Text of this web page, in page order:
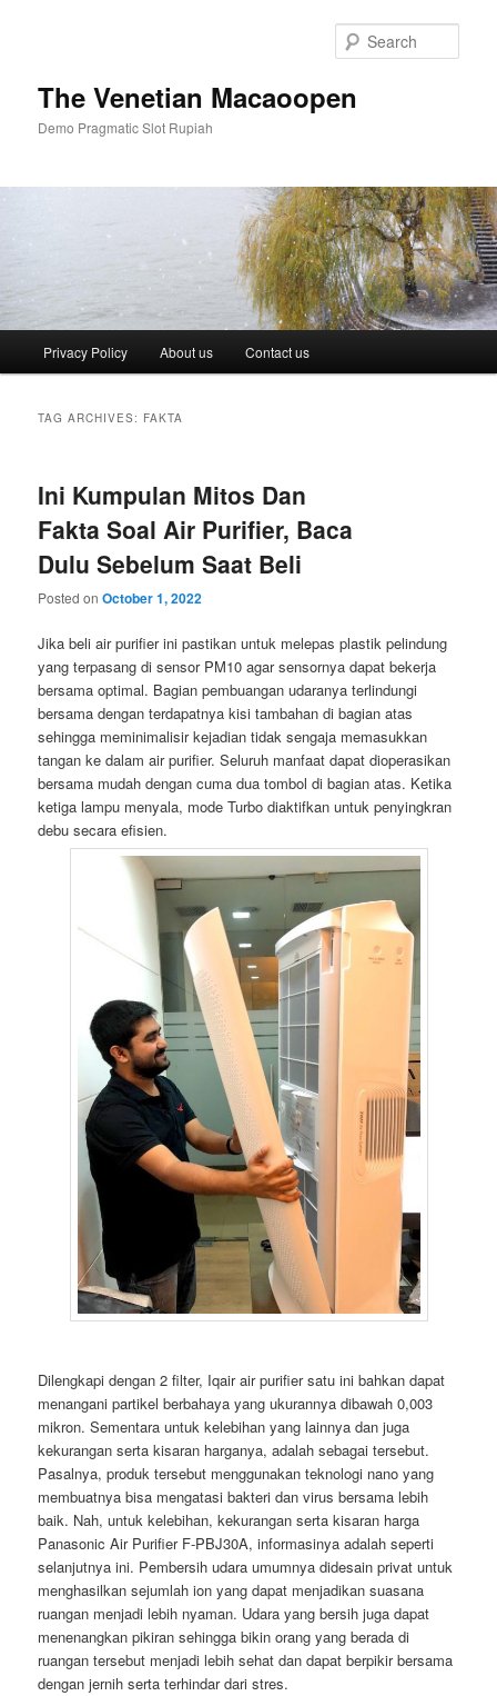
The Venetian Macaoopen
Demo Pragmatic Slot Rupiah
Privacy Policy About us Contact us
TAG ARCHIVES: FAKTA
Ini Kumpulan Mitos Dan
Fakta Soal Air Purifier, Baca
Dulu Sebelum Saat Beli
Posted onOctober 1, 2022
Jika beli air purifier ini pastikan untuk melepas plastik pelindung
yang terpasang di sensor PM10 agar sensornya dapat bekerja
bersama optimal. Bagian pembuangan udaranya terlindungi
bersama dengan terdapatnya kisi tambahan di bagian atas
sehingga meminimalisir kejadian tidak sengaja memasukkan
tangan ke dalam air purifier. Seluruh manfaat dapat dioperasikan
bersama mudah dengan cuma dua tombol di bagian atas. Ketika
ketiga lampu menyala, mode Turbo diaktifkan untuk penyingkran
debu secara efisien.
Dilengkapi dengan 2 filter, Iqair air purifier satu ini bahkan dapat
menangani partikel berbahaya yang ukurannya dibawah 0,003
mikron. Sementara untuk kelebihan yang lainnya dan juga
kekurangan serta kisaran harganya, adalah sebagai tersebut.
Pasalnya, produk tersebut menggunakan teknologi nano yang
membuatnya bisa mengatasi bakteri dan virus bersama lebih
baik. Nah, untuk kelebihan, kekurangan serta kisaran harga
Panasonic Air Purifier F-PBJ30A, informasinya adalah seperti
selanjutnya ini. Pembersih udara umumnya didesain privat untuk
menghasilkan sejumlah ion yang dapat menjadikan suasana
ruangan menjadi lebih nyaman. Udara yang bersih juga dapat
menenangkan pikiran sehingga bikin orang yang berada di
ruangan tersebut menjadi lebih sehat dan dapat berpikir bersama
dengan jernih serta terhindar dari stres.